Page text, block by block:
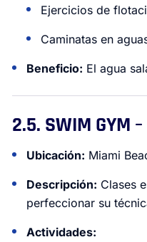
Ejercicios de
Caminatas en
Beneficio: El agua
2.5. SWIM GYM
Ubicación: Miami
Descripción: Clases
perfeccionar su
Actividades: